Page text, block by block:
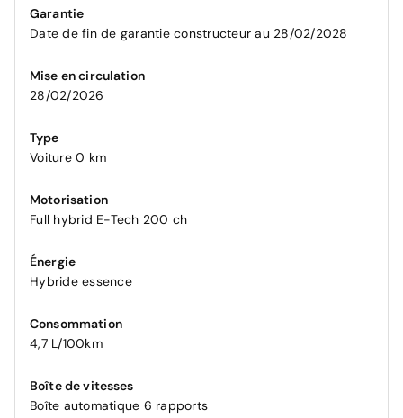
Garantie
Date de fin de garantie constructeur au 28/02/2028
Mise en circulation
28/02/2026
Type
Voiture 0 km
Motorisation
Full hybrid E-Tech 200 ch
Énergie
Hybride essence
Consommation
4,7 L/100km
Boîte de vitesses
Boîte automatique 6 rapports